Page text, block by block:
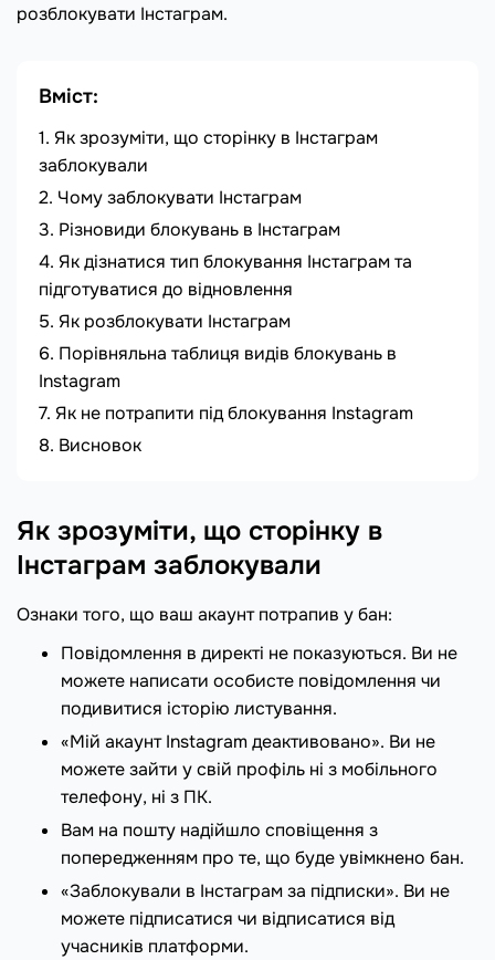
розблокувати Інстаграм.
Вміст:
Як зрозуміти, що сторінку в Інстаграм
заблокували
Чому заблокувати Інстаграм
Різновиди блокувань в Інстаграм
Як дізнатися тип блокування Інстаграм та
підготуватися до відновлення
Як розблокувати Інстаграм
Порівняльна таблиця видів блокувань в
Instagram
Як не потрапити під блокування Instagram
Висновок
Як зрозуміти, що сторінку в
Інстаграм заблокували
Ознаки того, що ваш акаунт потрапив у бан:
Повідомлення в директі не показуються. Ви не
можете написати особисте повідомлення чи
подивитися історію листування.
«Мій акаунт Instagram деактивовано». Ви не
можете зайти у свій профіль ні з мобільного
телефону, ні з ПК.
Вам на пошту надійшло сповіщення з
попередженням про те, що буде увімкнено бан.
«Заблокували в Інстаграм за підписки». Ви не
можете підписатися чи відписатися від
учасників платформи.